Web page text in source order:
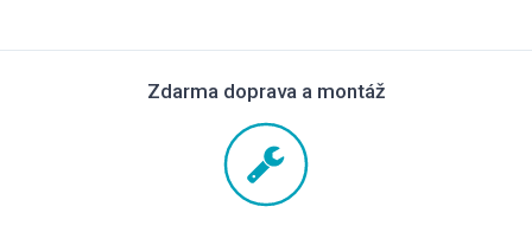
Zdarma doprava a montáž